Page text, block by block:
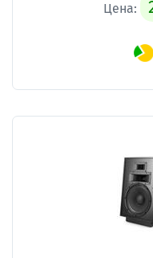
Цена: